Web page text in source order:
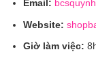
Email:
Website:
Giờ làm việc: